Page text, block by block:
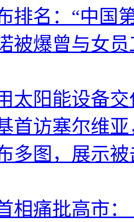
排名：“中国
被爆曾与女
太阳能设备
首访塞尔维
多图，展示
相痛批高市